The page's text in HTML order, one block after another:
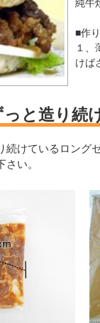
純牛
■作
１、
けば
と造り続
続けているロング
い。